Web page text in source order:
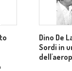
Dino De
Sordi in